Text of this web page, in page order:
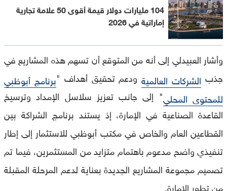
104 مليارات دولار قيمة أقوى 50 علامة تجارية
إماراتية في 2026
وأشار العبيدلي إلى أنه من المتوقع أن تسهم هذه المشاريع في
جذب الشركات العالميةودعم تحقيق أهداف "برنامج أبوظبي
للمحتوى المحلي" إلى جانب تعزيز سلاسل الإمداد وترسيخ
القاعدة الصناعية في الإمارة، إذ يستند برنامج الشراكة بين
القطاعين العام والخاص في مكتب أبوظبي للاستثمار إلى إطار
تنفيذي واضح مدعوم باهتمام متزايد من المستثمرين، فيما تم
تصميم مجموعة المشاريع الجديدة بعناية لدعم المرحلة المقبلة
من تطور الإمارة.